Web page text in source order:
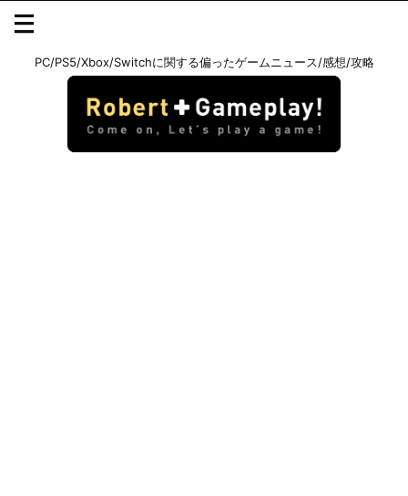
PC/PS5/Xbox/Switchに関する偏ったゲームニュース/感想/攻略